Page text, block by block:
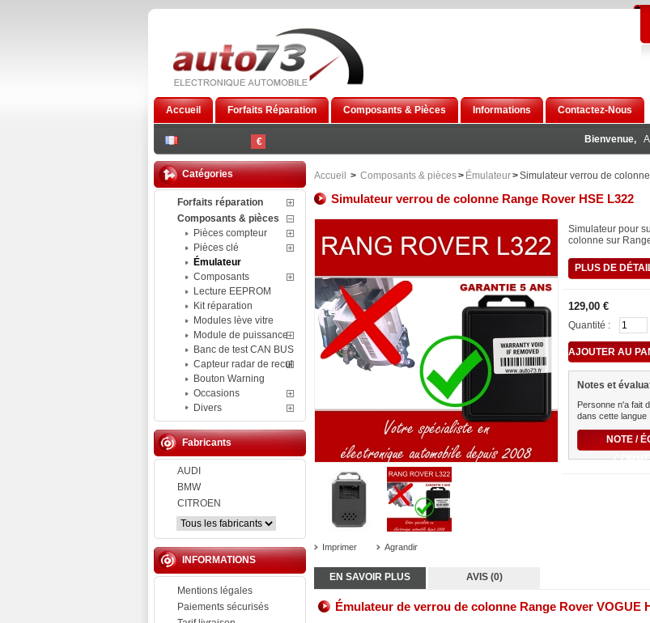
€
Accueil Forfaits Réparation Composants & Pièces Informations Contactez-Nous
Bienvenue,
Catégories
Forfaits réparation
Composants & pièces
Pièces compteur
Pièces clé
Émulateur
Composants
Lecture EEPROM
Kit réparation
Modules lève vitre
Module de puissance
Banc de test CAN BUS
Capteur radar de recul
Bouton Warning
Occasions
Divers
Fabricants
AUDI
BMW
CITROEN
INFORMATIONS
Mentions légales
Paiements sécurisés
Accueil > Composants & pièces> Émulateur>Simulateur verrou de
Simulateur verrou de colonne Range Rover HSE L322
Imprimer Agrandir
Simulateur pour
colonne sur
PLUS DE
129,00 €
Quantité :
Notes et
Personne n'a fait
dans cette langue
NOTE /
EN SAVOIR PLUS AVIS (0)
Émulateur de verrou de colonne Range Rover VOGUE